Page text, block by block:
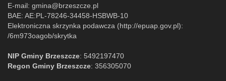
E-mail: gmina@brzeszcze.pl
BAE: AE:PL-78246-34458-HSBWB-10
Elektroniczna skrzynka podawcza (http://epuap.gov.pl):
/6m973oagob/skrytka
NIP Gminy Brzeszcze: 5492197470
Regon Gminy Brzeszcze: 356305070